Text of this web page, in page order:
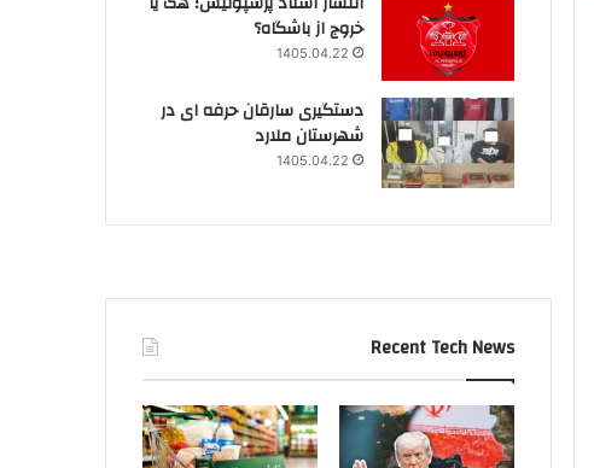
خروج از باشگاه؟
1405.04.22
دستگیری سارقان حرفه ای در
شهرستان ملارد
1405.04.22
Recent Tech News